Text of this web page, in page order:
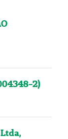
2)